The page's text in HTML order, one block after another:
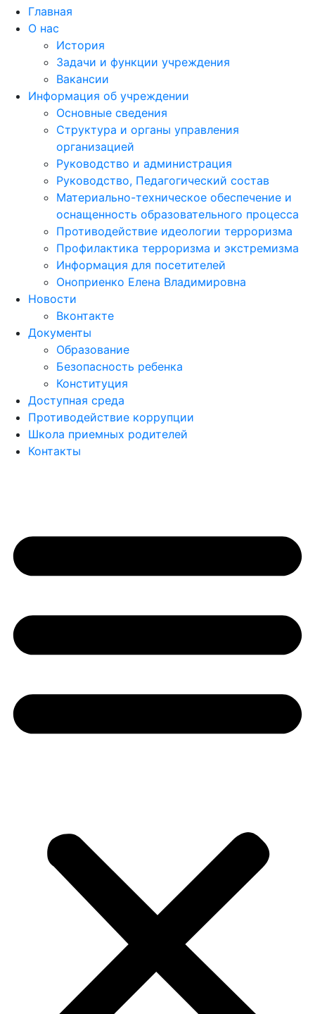
Главная
О нас
История
Задачи и функции учреждения
Вакансии
Информация об учреждении
Основные сведения
Структура и органы управления
организацией
Руководство и администрация
Руководство, Педагогический состав
Материально-техническое обеспечение и
оснащенность образовательного процесса
Противодействие идеологии терроризма
Профилактика терроризма и экстремизма
Информация для посетителей
Оноприенко Елена Владимировна
Новости
Вконтакте
Документы
Образование
Безопасность ребенка
Конституция
Доступная среда
Противодействие коррупции
Школа приемных родителей
Контакты